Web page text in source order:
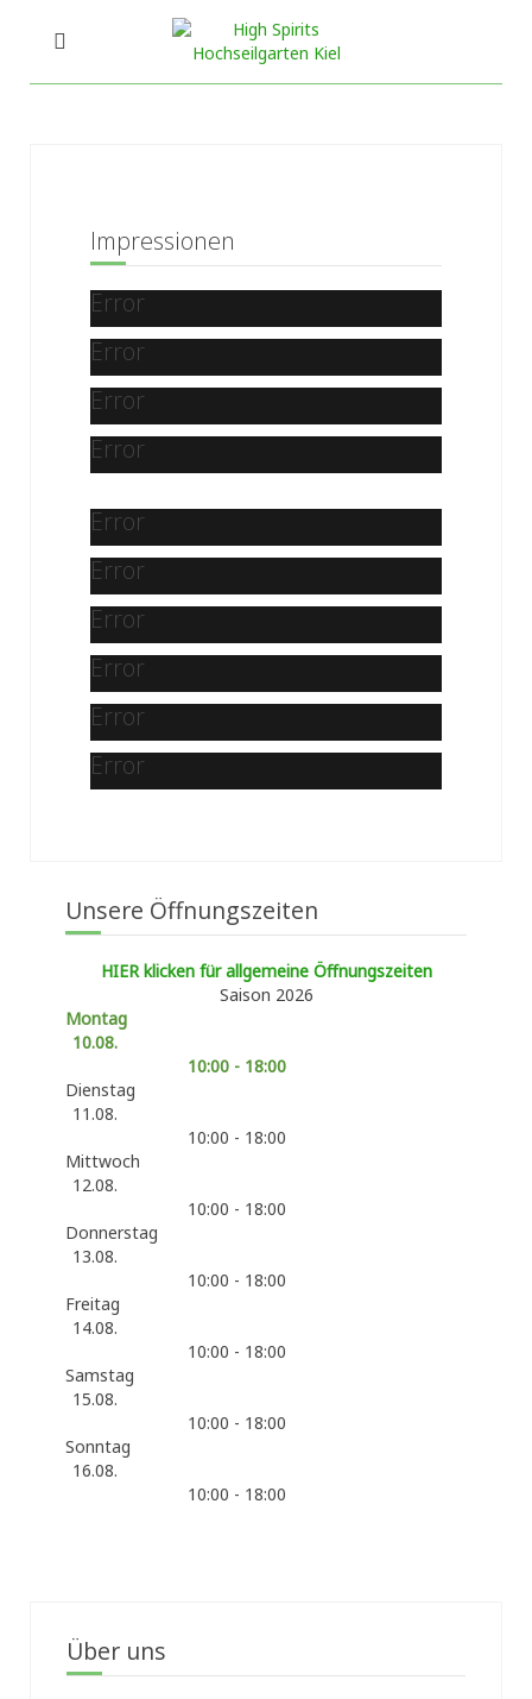
Impressionen
Error
Error
Error
Error
Error
Error
Error
Error
Error
Error
Unsere Öffnungszeiten
HIER klicken für allgemeine Öffnungszeiten
Saison 2026
Montag
10.08.
10:00 - 18:00
Dienstag
11.08.
10:00 - 18:00
Mittwoch
12.08.
10:00 - 18:00
Donnerstag
13.08.
10:00 - 18:00
Freitag
14.08.
10:00 - 18:00
Samstag
15.08.
10:00 - 18:00
Sonntag
16.08.
10:00 - 18:00
Über uns